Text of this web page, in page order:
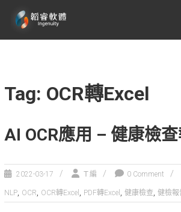
content
韜睿軟體有限公司
文字辨識與自然語言處理的專家
Tag: OCR轉Excel
AI OCR應用 – 健康檢
2022-03-17 Ｔ編 0 Comment
NLP, OCR, OCR轉Excel , PDF轉Excel , 健康檢查, 健檢報